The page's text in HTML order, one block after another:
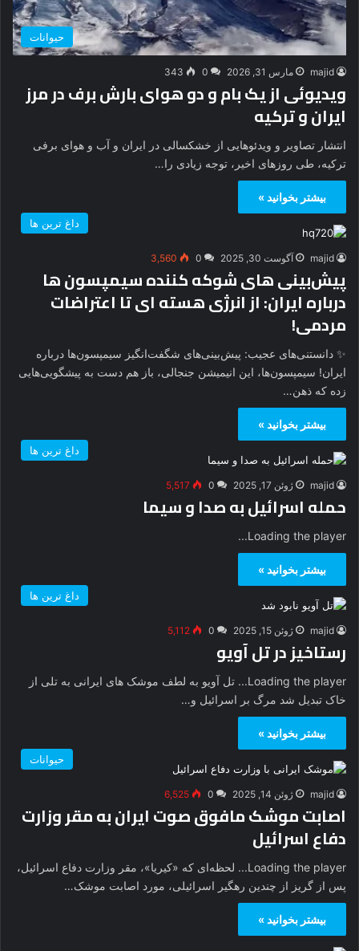
حیوانات
majid مارس 31, 2026 0
343
ویدیوئی از یک بام و دو هوای بارش برف در مرز
ایران و ترکیه
انتشار تصاویر و ویدئو‌هایی از خشکسالی در ایران و آب و هوای برفی
ترکیه، طی روز‌های اخیر، توجه زیادی را…
بیشتر بخوانید »
داغ ترین ها
majid آگوست 30, 2025 0
3,560
پیش‌بینی‌ های شوکه‌ کننده سیمپسون‌ ها
درباره ایران: از انرژی هسته‌ ای تا اعتراضات
مردمی!
✨ دانستنی‌های عجیب: پیش‌بینی‌های شگفت‌انگیز سیمپسون‌ها درباره
ایران! سیمپسون‌ها، این انیمیشن جنجالی، باز هم دست به پیشگویی‌هایی
زده که ذهن…
بیشتر بخوانید »
داغ ترین ها
majid ژوئن 17, 2025 0
5,517
حمله اسرائیل به صدا و سیما
Loading the player...
بیشتر بخوانید »
داغ ترین ها
majid ژوئن 15, 2025 0
5,112
رستاخیز در تل آویو
Loading the player... تل آویو به لطف موشک های ایرانی به تلی از
خاک تبدیل شد مرگ بر اسرائیل و…
بیشتر بخوانید »
حیوانات
majid ژوئن 14, 2025 0
6,525
اصابت موشک مافوق صوت ایران به مقر وزارت
دفاع اسرائیل
Loading the player... لحظه‌ای که «کیریا»، مقر وزارت دفاع اسرائیل،
پس از گریز از چندین رهگیر اسرائیلی، مورد اصابت موشک…
بیشتر بخوانید »